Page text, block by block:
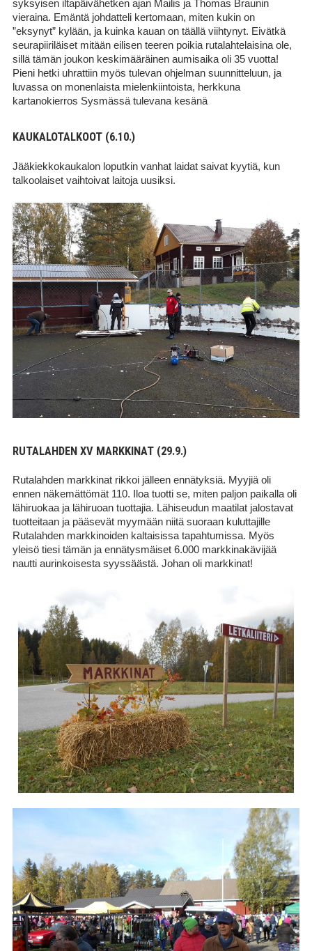
syksyisen iltapäivähetken ajan Mailis ja Thomas Braunin
vieraina. Emäntä johdatteli kertomaan, miten kukin on
”eksynyt” kylään, ja kuinka kauan on täällä viihtynyt. Eivätkä
seurapiiriläiset mitään eilisen teeren poikia rutalahtelaisina ole,
sillä tämän joukon keskimääräinen aumisaika oli 35 vuotta!
Pieni hetki uhrattiin myös tulevan ohjelman suunnitteluun, ja
luvassa on monenlaista mielenkiintoista, herkkuna
kartanokierros Sysmässä tulevana kesänä
KAUKALOTALKOOT (6.10.)
Jääkiekkokaukalon loputkin vanhat laidat saivat kyytiä, kun
talkoolaiset vaihtoivat laitoja uusiksi.
RUTALAHDEN XV MARKKINAT (29.9.)
Rutalahden markkinat rikkoi jälleen ennätyksiä. Myyjiä oli
ennen näkemättömät 110. Iloa tuotti se, miten paljon paikalla oli
lähiruokaa ja lähiruoan tuottajia. Lähiseudun maatilat jalostavat
tuotteitaan ja pääsevät myymään niitä suoraan kuluttajille
Rutalahden markkinoiden kaltaisissa tapahtumissa. Myös
yleisö tiesi tämän ja ennätysmäiset 6.000 markkinakävijää
nautti aurinkoisesta syyssäästä. Johan oli markkinat!